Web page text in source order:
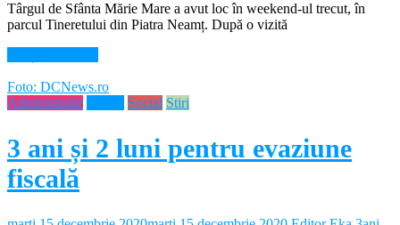
Târgul de Sfânta Mărie Mare a avut loc în weekend-ul trecut, în
parcul Tineretului din Piatra Neamț. După o vizită
Foto: DCNews.ro
Administratie
Social Stiri
3 ani și 2 luni pentru evaziune
fiscală